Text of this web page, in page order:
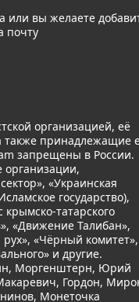
или вы желаете
почту
организацией, её
также принадлежащие
запрещены в России.
организации,
«Украинская
государство),
татарского
«Движение Талибан»,
«Чёрный комитет»,
и другие.
Моргенштерн, Юрий
Гордон,
Монеточка